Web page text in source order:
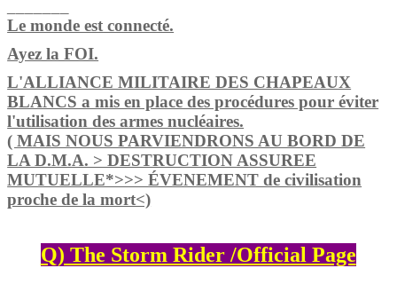
Le monde est connecté.
Ayez la FOI.
L'ALLIANCE MILITAIRE DES CHAPEAUX
BLANCS a mis en place des procédures pour éviter
l'utilisation des armes nucléaires.
( MAIS NOUS PARVIENDRONS AU BORD DE
LA D.M.A. > DESTRUCTION ASSUREE
MUTUELLE*>>> ÉVENEMENT de civilisation
proche de la mort<)
Q) The Storm Rider /Official Page